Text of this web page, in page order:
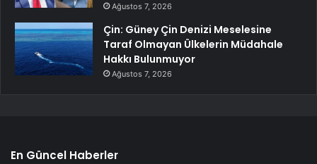
Ağustos 7, 2026
Çin: Güney Çin Denizi Meselesine
Taraf Olmayan Ülkelerin Müdahale
Hakkı Bulunmuyor
Ağustos 7, 2026
En Güncel Haberler